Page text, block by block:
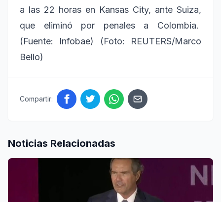
a las 22 horas en Kansas City, ante Suiza,
que eliminó por penales a Colombia.
(Fuente: Infobae) (Foto: REUTERS/Marco
Bello)
Compartir:
Noticias Relacionadas